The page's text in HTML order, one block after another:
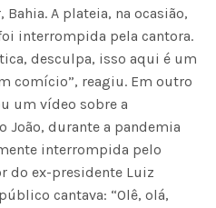
A plateia, na ocasião,
interrompida pela cantora.
desculpa, isso aqui é um
comício”, reagiu. Em outro
um vídeo sobre a
João, durante a pandemia
interrompida pelo
do ex-presidente Luiz
cantava: “Olê, olá,